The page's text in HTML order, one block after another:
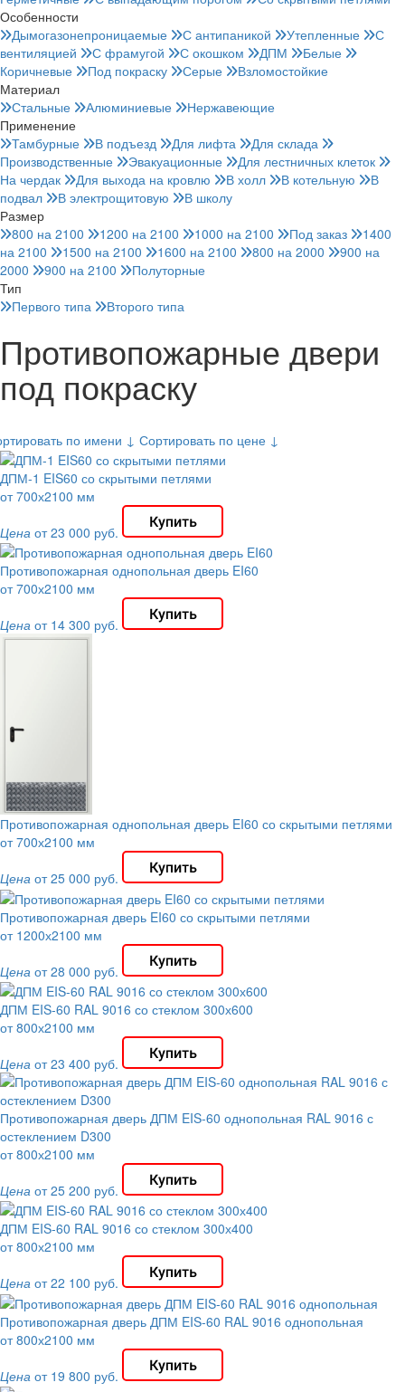
Особенности
Дымогазонепроницаемые
С антипаникой Утепленные
С
вентиляцией
С фрамугой С окошком ДПМ
Белые
Коричневые
Под покраску Серые
Взломостойкие
Материал
Стальные
Алюминиевые
Нержавеющие
Применение
Тамбурные
В подъезд Для лифта
Для склада
Производственные
Эвакуационные
Для лестничных клеток
На чердак
Для выхода на кровлю В холл В котельную
В
подвал
В электрощитовую
В школу
Размер
800 на 2100
1200 на 2100 1000 на 2100 Под заказ
1400
на 2100
1500 на 2100 1600 на 2100 800 на 2000
900 на
2000
900 на 2100
Полуторные
Тип
Первого типа
Второго типа
Противопожарные двери
под покраску
по имени ↓ Сортировать по цене ↓
ДПМ-1 EIS60 со скрытыми петлями
от 700х2100 мм
Цена от 23 000 руб.
Противопожарная однопольная дверь EI60
от 700х2100 мм
Цена от 14 300 руб.
Противопожарная однопольная дверь EI60 со скрытыми петлями
от 700х2100 мм
Цена от 25 000 руб.
Противопожарная дверь EI60 со скрытыми петлями
от 1200х2100 мм
Цена от 28 000 руб.
ДПМ EIS-60 RAL 9016 со стеклом 300х600
от 800х2100 мм
Цена от 23 400 руб.
Противопожарная дверь ДПМ EIS-60 однопольная RAL 9016 с
остеклением D300
от 800х2100 мм
Цена от 25 200 руб.
ДПМ EIS-60 RAL 9016 со стеклом 300х400
от 800х2100 мм
Цена от 22 100 руб.
Противопожарная дверь ДПМ EIS-60 RAL 9016 однопольная
от 800х2100 мм
Цена от 19 800 руб.